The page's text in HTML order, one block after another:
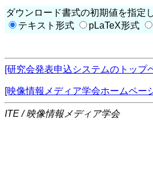
ダウンロード書式の初期値を指定
テキスト形式
pLaTeX形式
[研究会発表申込システムのトップ
[映像情報メディア学会ホームペー
ITE / 映像情報メディア学会